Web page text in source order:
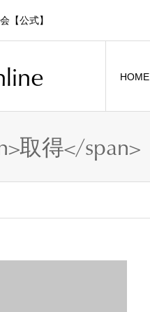
【公式】
HOME
取得</span>